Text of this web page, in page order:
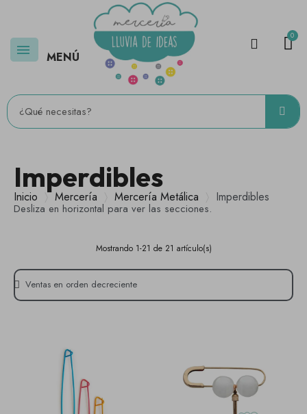
MENÚ
Imperdibles
Inicio Mercería Mercería Metálica Imperdibles
Desliza en horizontal para ver las secciones.
Mostrando 1-21 de 21 artículo(s)